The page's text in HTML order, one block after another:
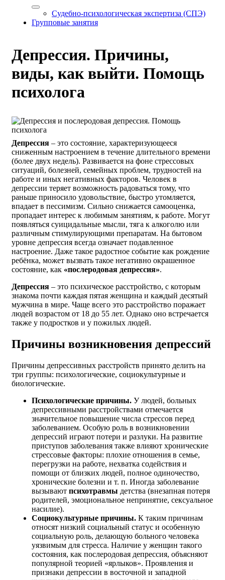
Судебно-психологическая экспертиза (СПЭ)
Групповые занятия
Депрессия. Причины,
виды, как выйти. Помощь
психолога
Депрессия – это состояние, характеризующееся
сниженным настроением в течение длительного времени
(более двух недель). Развивается на фоне стрессовых
ситуаций, болезней, семейных проблем, трудностей на
работе и иных негативных факторов. Человек в
депрессии теряет возможность радоваться тому, что
раньше приносило удовольствие, быстро утомляется,
впадает в пессимизм. Сильно снижается самооценка,
пропадает интерес к любимым занятиям, к работе. Могут
появляться суицидальные мысли, тяга к алкоголю или
различным стимулирующими препаратам. На бытовом
уровне депрессия всегда означает подавленное
настроение. Даже такое радостное событие как рождение
ребёнка, может вызвать такое негативно окрашенное
состояние, как «послеродовая депрессия».
Депрессия – это психическое расстройство, с которым
знакома почти каждая пятая женщина и каждый десятый
мужчина в мире. Чаще всего это расстройство поражает
людей возрастом от 18 до 55 лет. Однако оно встречается
также у подростков и у пожилых людей.
Причины возникновения депрессий
Причины депрессивных расстройств принято делить на
три группы: психологические, социокультурные и
биологические.
Психологические причины. У людей, больных
депрессивными расстройствами отмечается
значительное повышение числа стрессов перед
заболеванием. Особую роль в возникновении
депрессий играют потери и разлуки. На развитие
приступов заболевания также влияют хронические
стрессовые факторы: плохие отношения в семье,
перегрузки на работе, нехватка содействия и
помощи от близких людей, полное одиночество,
хронические болезни и т. п. Иногда заболевание
вызывают психотравмы детства (внезапная потеря
родителей, эмоциональное непринятие, сексуальное
насилие).
Социокультурные причины. К таким причинам
относят низкий социальный статус и особенную
социальную роль, делающую больного человека
уязвимым для стресса. Наличие у женщин такого
состояния, как послеродовая депрессия, объясняют
популярной теорией «ярлыков». Проявления и
признаки депрессии в восточной и западной